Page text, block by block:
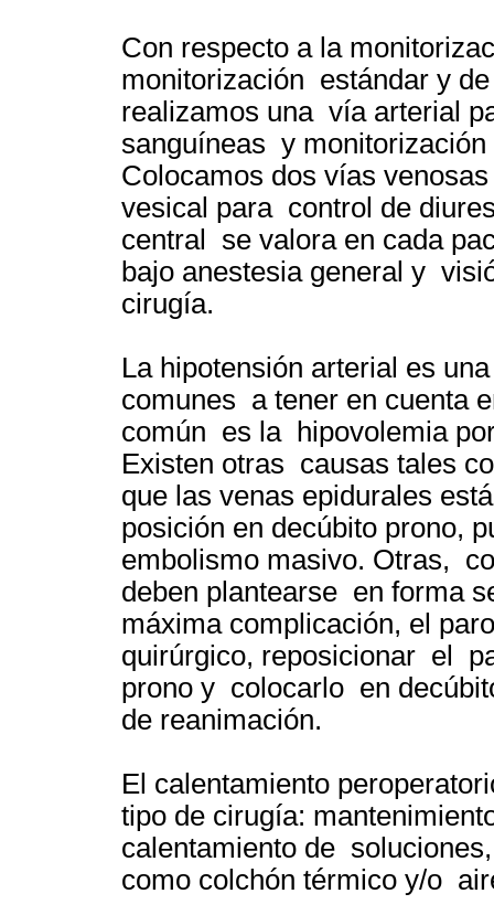
Con respecto a la
monitorización estándar y
realizamos una vía arterial
sanguíneas y
Colocamos dos vías
vesical para control de
central se valora en cada
bajo anestesia general y
cirugía.
La hipotensión arterial es
comunes a tener en cuenta
común es la hipovolemia
Existen otras causas tales
que las venas epidurales
posición en decúbito prono,
embolismo masivo. Otras,
deben plantearse en forma
máxima complicación, el
quirúrgico, reposicionar el
prono y colocarlo en
de reanimación.
El calentamiento
tipo de cirugía:
calentamiento de
como colchón térmico y/o